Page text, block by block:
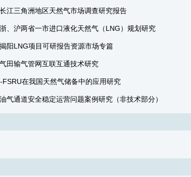
江三角洲地区天然气市场调查研究报告
、沪两省一市进口液化天然气（LNG）规划研究
阳LNG项目可研报告资源市场专篇
田输气管网互联互通技术研究
FSRU在我国天然气储备中的应用研究
气通道安全稳定运营问题案例研究（非技术部分）